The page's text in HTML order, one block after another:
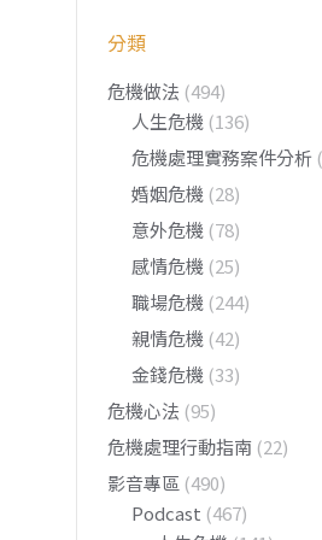
分類
危機做法 (494)
人生危機 (136)
危機處理實務案件分析
婚姻危機 (28)
意外危機 (78)
感情危機 (25)
職場危機 (244)
親情危機 (42)
金錢危機 (33)
危機心法 (95)
危機處理行動指南 (22)
影音專區 (490)
Podcast (467)